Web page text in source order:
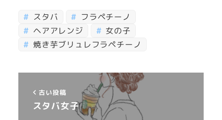
スタバ
フラペチーノ
ヘアアレンジ
女の子
焼き芋ブリュレフラペチーノ
古い投稿
スタバ女子